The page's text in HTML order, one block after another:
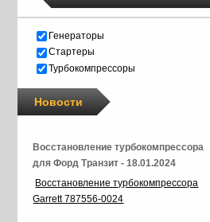
Генераторы
Стартеры
Турбокомпрессоры
Новости
Восстановление турбокомпрессора
для Форд Транзит - 18.01.2024
Восстановление турбокомпрессора
Garrett 787556-0024